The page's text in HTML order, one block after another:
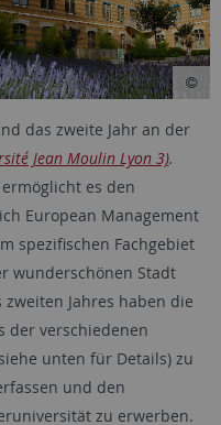
das zweite Jahr an der
Jean Moulin Lyon 3).
es den
European Management
spezifischen Fachgebiet
wunderschönen Stadt
Jahres haben die
der verschiedenen
unten für Details) zu
und den
zu erwerben.